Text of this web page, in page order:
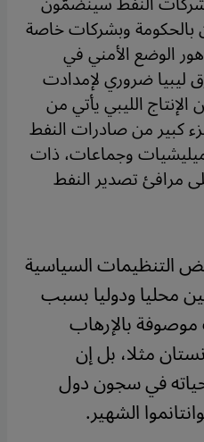
وبشركات خاصة
الوضع الأمني في
ليبيا ضروري لإمدادت
المئة من الإنتاج الليبي يأتي من
كبير من صادرات النفط
وجماعات، ذات
مرافئ تصدير النفط
التنظيمات السياسية
محليا ودوليا بسبب
بالإرهاب
مثلا، بل إن
في سجون دول
الشهير.